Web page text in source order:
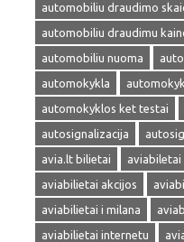
automobiliu draudimo
automobiliu draudimu
automobiliu nuoma
automokykla
automokyklos ket testai
autosignalizacija
avia.lt bilietai
aviabiletai
aviabilietai akcijos
aviabilietai i milana
aviabilietai internetu